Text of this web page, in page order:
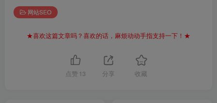
网站SEO
★喜欢这篇文章吗？喜欢的话，麻烦动动手指支持一下！★
点赞 13 分享 收藏